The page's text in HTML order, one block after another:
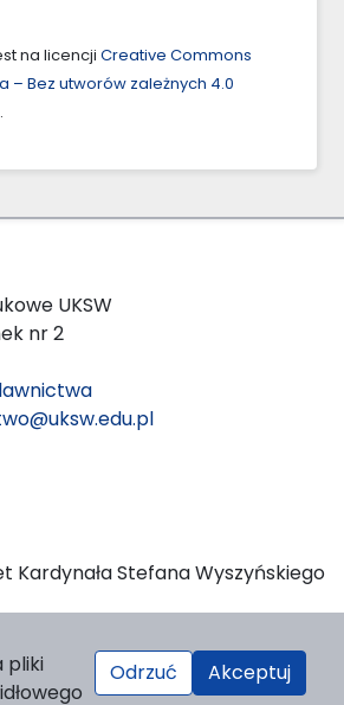
na licencji Creative Commons
– Bez utworów zależnych 4.0
.
UKSW
nr 2
Kardynała Stefana Wyszyńskiego
by OJS/PKP
pliki
Odrzuć Akceptuj